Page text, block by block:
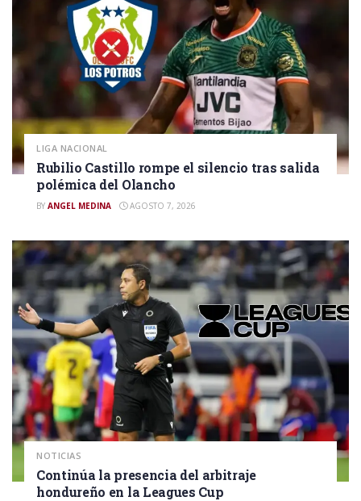
LIGA NACIONAL
Rubilio Castillo rompe el silencio tras salida
polémica del Olancho
BY ANGEL MEDINA AGOSTO 7, 2026
NOTICIAS
Continúa la presencia del arbitraje
hondureño en la Leagues Cup